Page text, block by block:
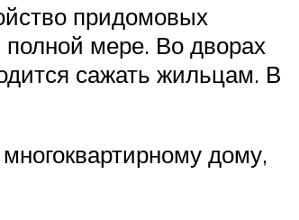
придомовых
мере. Во дворах
сажать жильцам. В
дому,